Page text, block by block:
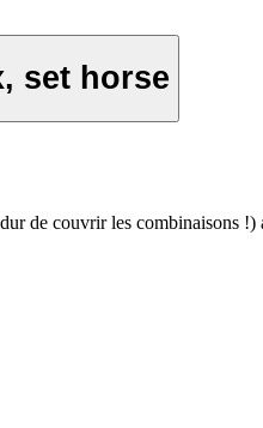
set horse
de couvrir les combinaisons !)